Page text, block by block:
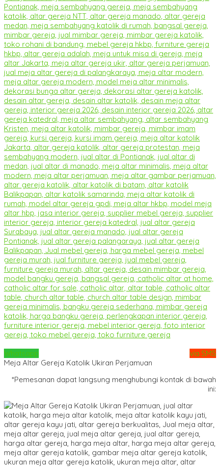
Whatsapp
via SMS
Meja Altar Gereja Katolik Ukiran Perjamuan
*Pemesanan dapat langsung menghubungi kontak di bawah
ini: